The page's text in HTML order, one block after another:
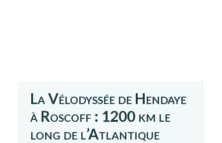
La Vélodyssée de Hendaye
à Roscoff : 1200 km le
long de l’Atlantique